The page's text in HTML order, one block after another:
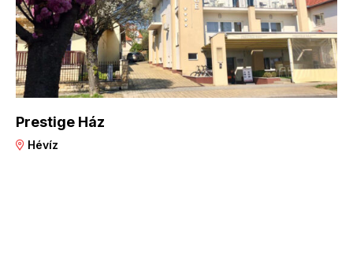
Prestige Ház
Hévíz